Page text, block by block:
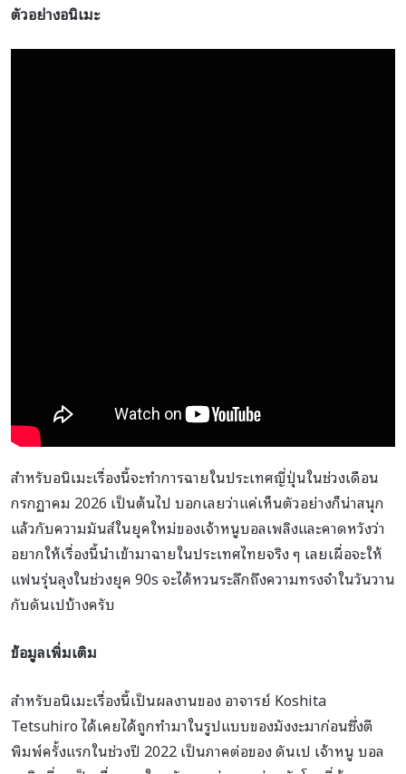
ตัวอย่างอนิเมะ
สำหรับอนิเมะเรื่องนี้จะทำการฉายในประเทศญี่ปุ่นในช่วงเดือน
กรกฏาคม 2026 เป็นต้นไป บอกเลยว่าแค่เห็นตัวอย่างก็น่าสนุก
แล้วกับความมันส์ในยุคใหม่ของเจ้าหนูบอลเพลิงและคาดหวังว่า
อยากให้เรื่องนี้นำเข้ามาฉายในประเทศไทยจริง ๆ เลยเผื่อจะให้
แฟนรุ่นลุงในช่วงยุค 90s จะได้หวนระลึกถึงความทรงจำในวันวาน
กับดันเปบ้างครับ
ข้อมูลเพิ่มเติม
สำหรับอนิเมะเรื่องนี้เป็นผลงานของ อาจารย์ Koshita
Tetsuhiro ได้เคยได้ถูกทำมาในรูปแบบของมังงะมาก่อนซึ่งตี
พิมพ์ครั้งแรกในช่วงปี 2022 เป็นภาคต่อของ ดันเป เจ้าหนู บอล